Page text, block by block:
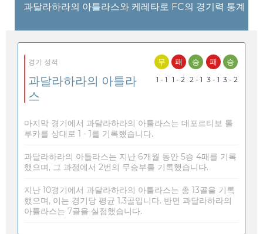
과달라하라의 아틀라스와 케레타로 FC의 경기력 통계
경기 성적
과달라하라의 아틀라
스
무
1 - 1
패
1 - 2
승
2 - 1
패
3 - 1
승
3 - 2
마지막 경기에서 과달라하라의 아틀라스는 데포르티보 톨
루카를 상대로 1 - 1를 기록했습니다.
과달라하라의 아틀라스는 지난 6개월 동안 5승 4패를 기록
했으며, 그 과정에서 2번의 무승부를 기록했습니다.
지난 10경기에서 과달라하라의 아틀라스는 총 13골을 기록
했으며, 이는 경기당 평균 1.3골입니다. 반면 과달라하라의
아틀라스는 7골을 실점했습니다.